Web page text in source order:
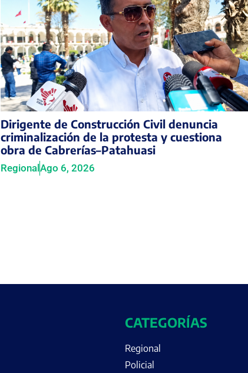
Dirigente de Construcción Civil denuncia
criminalización de la protesta y cuestiona
obra de Cabrerías–Patahuasi
RegionalAgo 6, 2026
CATEGORÍAS
Regional
Policial